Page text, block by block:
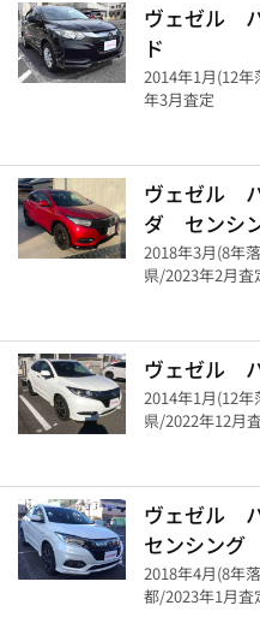
ヴェゼル
ド
2014年1月(12
年3月査定
ヴェゼル
ダ センシ
2018年3月(8年
県/2023年2月査
ヴェゼル
2014年1月(12
県/2022年12月
ヴェゼル
センシング
2018年4月(8年
都/2023年1月査